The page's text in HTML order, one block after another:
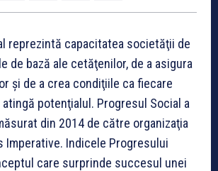
reprezintă capacitatea societăţii de
de bază ale cetăţenilor, de a asigura
şi de a crea condiţiile ca fiecare
potenţialul. Progresul Social a
din 2014 de către organizaţia
Imperative. Indicele Progresului
care surprinde succesul unei